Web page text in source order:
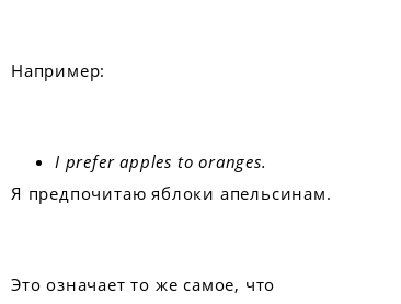
Например:
I prefer apples to oranges.
Я предпочитаю яблоки апельсинам.
Это означает то же самое, что